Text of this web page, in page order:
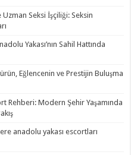
Seksi İşçiliği: Seksin
Yakası’nın Sahil Hattında
Eğlencenin ve Prestijin Buluşma
Rehberi: Modern Şehir Yaşamında
anadolu yakası escortları